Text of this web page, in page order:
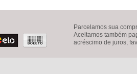
Parcelamos sua
Aceitamos também
acréscimo de juros,